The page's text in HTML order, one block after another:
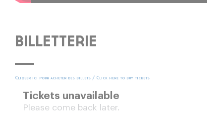
BILLETTERIE
Cliquer ici pour acheter des billets / Click here to buy tickets